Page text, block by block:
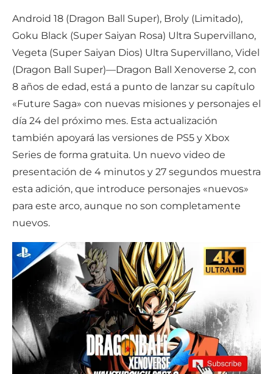
Android 18 (Dragon Ball Super), Broly (Limitado),
Goku Black (Super Saiyan Rosa) Ultra Supervillano,
Vegeta (Super Saiyan Dios) Ultra Supervillano, Videl
(Dragon Ball Super)—Dragon Ball Xenoverse 2, con
8 años de edad, está a punto de lanzar su capítulo
«Future Saga» con nuevas misiones y personajes el
día 24 del próximo mes. Esta actualización
también apoyará las versiones de PS5 y Xbox
Series de forma gratuita. Un nuevo video de
presentación de 4 minutos y 27 segundos muestra
esta adición, que introduce personajes «nuevos»
para este arco, aunque no son completamente
nuevos.